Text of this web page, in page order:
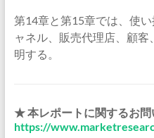
第14章と第15章では、使
ャネル、販売代理店、顧
明する。
★ 本レポートに関するお
https://